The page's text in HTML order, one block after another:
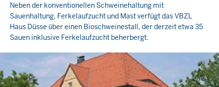
Neben der konventionellen Schweinehaltung mit
Sauenhaltung, Ferkelaufzucht und Mast verfügt das VBZL
Haus Düsse über einen Bioschweinestall, der derzeit etwa 35
Sauen inklusive Ferkelaufzucht beherbergt.